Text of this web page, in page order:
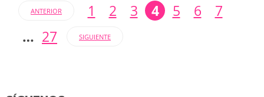
ANTERIOR 1 2 3 4 5 6
7
… 27 SIGUIENTE